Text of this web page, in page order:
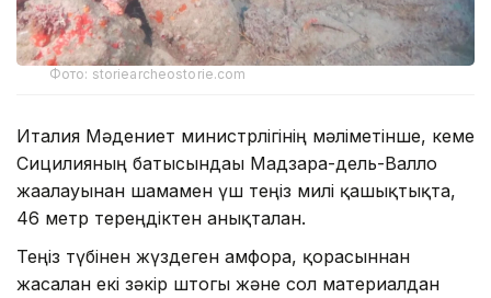
Фото: storiearcheostorie.com
Италия Мәдениет министрлігінің мәліметінше, кеме
Сицилияның батысындағы Мадзара-дель-Валло
жағалауынан шамамен үш теңіз милі қашықтықта,
46 метр тереңдіктен анықталған.
Теңіз түбінен жүздеген амфора, қорғасыннан
жасалған екі зәкір штогы және сол материалдан